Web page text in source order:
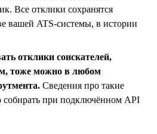
Все отклики сохранятся
вашей ATS-системы, в истории
отклики соискателей,
тоже можно в любом
Сведения про такие
собирать при подключённом API